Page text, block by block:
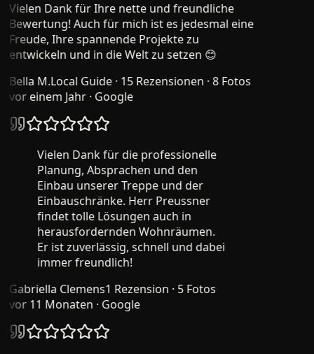
Vielen Dank für Ihre nette und freundliche
Bewertung! Auch für mich ist es jedesmal eine
Freude, Ihre spannende Projekte zu
entwickeln und in die Welt zu setzen 😊
Bella M.Local Guide · 15 Rezensionen · 8 Fotos
vor einem Jahr· Google
Vielen Dank für die professionelle
Planung, Absprachen und den
Einbau unserer Treppe und der
Einbauschränke. Herr Preussner
findet tolle Lösungen auch in
herausfordernden Wohnräumen.
Er ist zuverlässig, schnell und dabei
immer freundlich!
Gabriella Clemens1 Rezension · 5 Fotos
vor 11 Monaten· Google